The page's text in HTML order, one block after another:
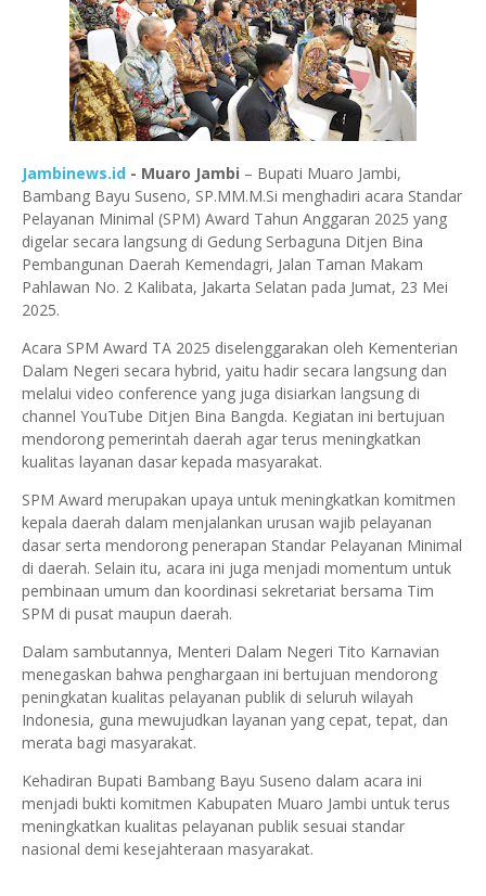
Jambinews.id - Muaro Jambi – Bupati Muaro Jambi,
Bambang Bayu Suseno, SP.MM.M.Si menghadiri acara Standar
Pelayanan Minimal (SPM) Award Tahun Anggaran 2025 yang
digelar secara langsung di Gedung Serbaguna Ditjen Bina
Pembangunan Daerah Kemendagri, Jalan Taman Makam
Pahlawan No. 2 Kalibata, Jakarta Selatan pada Jumat, 23 Mei
2025.
Acara SPM Award TA 2025 diselenggarakan oleh Kementerian
Dalam Negeri secara hybrid, yaitu hadir secara langsung dan
melalui video conference yang juga disiarkan langsung di
channel YouTube Ditjen Bina Bangda. Kegiatan ini bertujuan
mendorong pemerintah daerah agar terus meningkatkan
kualitas layanan dasar kepada masyarakat.
SPM Award merupakan upaya untuk meningkatkan komitmen
kepala daerah dalam menjalankan urusan wajib pelayanan
dasar serta mendorong penerapan Standar Pelayanan Minimal
di daerah. Selain itu, acara ini juga menjadi momentum untuk
pembinaan umum dan koordinasi sekretariat bersama Tim
SPM di pusat maupun daerah.
Dalam sambutannya, Menteri Dalam Negeri Tito Karnavian
menegaskan bahwa penghargaan ini bertujuan mendorong
peningkatan kualitas pelayanan publik di seluruh wilayah
Indonesia, guna mewujudkan layanan yang cepat, tepat, dan
merata bagi masyarakat.
Kehadiran Bupati Bambang Bayu Suseno dalam acara ini
menjadi bukti komitmen Kabupaten Muaro Jambi untuk terus
meningkatkan kualitas pelayanan publik sesuai standar
nasional demi kesejahteraan masyarakat.